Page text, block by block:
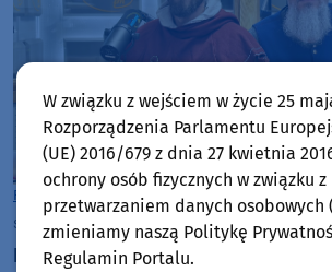
Rozmowy w Weekend FM Bytów
środa, 5 sierpnia 2026, 14:38
Rycerze znów opanują zamek w
W związku z wejściem w życie 25
Rozporządzenia Parlamentu
(UE) 2016/679 z dnia 27 kwietnia
ochrony osób fizycznych w związku z
przetwarzaniem danych osobowych
zmieniamy naszą Politykę
Regulamin Portalu.